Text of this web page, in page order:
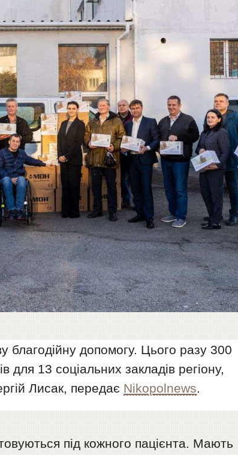
допомогу. Цього разу 300
13 соціальних закладів регіону,
Лисак, передає Nikopolnews.
під кожного пацієнта. Мають